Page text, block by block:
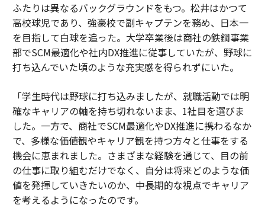
ふたりは異なるバックグラウンドをもつ。松井はかつて
高校球児であり、強豪校で副キャプテンを務め、日本一
を目指して白球を追った。大学卒業後は商社の鉄鋼事業
部でSCM最適化や社内DX推進に従事していたが、野球に
打ち込んでいた頃のような充実感を得られずにいた。
「学生時代は野球に打ち込みましたが、就職活動では明
確なキャリアの軸を持ち切れないまま、1社目を選びま
した。一方で、商社でSCM最適化やDX推進に携わるなか
で、多様な価値観やキャリア観を持つ方々と仕事をする
機会に恵まれました。さまざまな経験を通じて、目の前
の仕事に取り組むだけでなく、自分は将来どのような価
値を発揮していきたいのか、中長期的な視点でキャリア
を考えるようになったのです。